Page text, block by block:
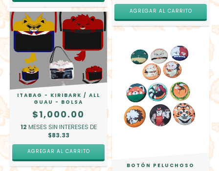
AGREGAR AL CARRITO
ITABAG - KIRIBARK / ALL
GUAU - BOLSA
$1,000.00
12 MESES SIN INTERESES DE
$83.33
AGREGAR AL CARRITO
BOTÓN PELUCHOSO